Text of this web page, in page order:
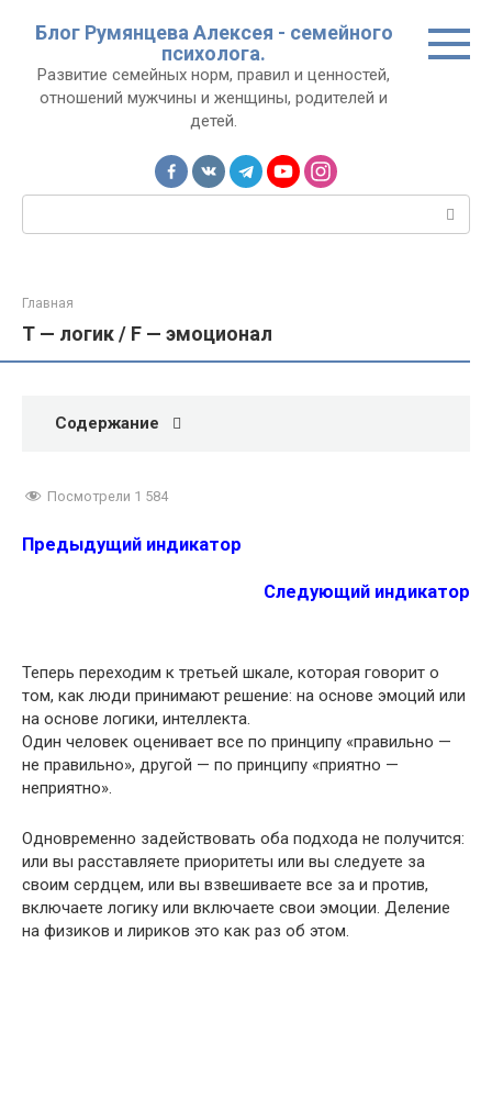
Блог Румянцева Алексея - семейного
психолога.
Развитие семейных норм, правил и ценностей,
отношений мужчины и женщины, родителей и
детей.
Поиск:
Главная
T — логик / F — эмоционал
Содержание
Посмотрели 1 584
Предыдущий индикатор
Следующий индикатор
Теперь переходим к третьей шкале, которая говорит о
том, как люди принимают решение: на основе эмоций или
на основе логики, интеллекта.
Один человек оценивает все по принципу «правильно —
не правильно», другой — по принципу «приятно —
неприятно».
Одновременно задействовать оба подхода не получится:
или вы расставляете приоритеты или вы следуете за
своим сердцем, или вы взвешиваете все за и против,
включаете логику или включаете свои эмоции. Деление
на физиков и лириков это как раз об этом.